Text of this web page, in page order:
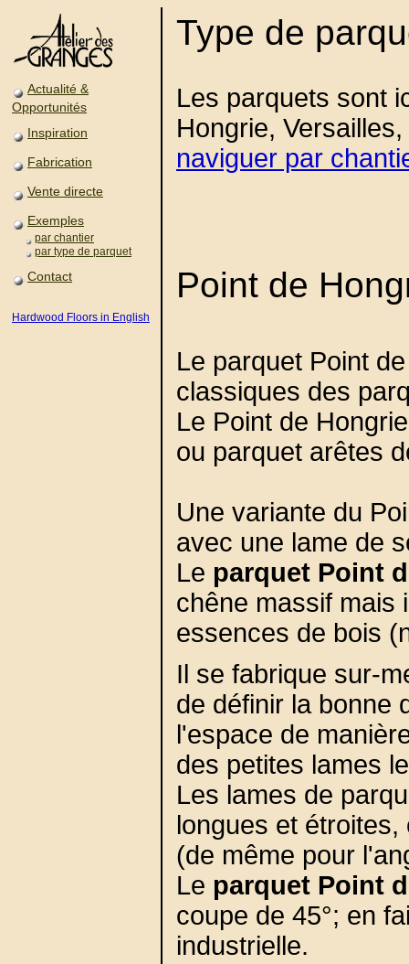
Actualité &
Opportunités
Inspiration
Fabrication
Vente directe
Exemples
par chantier
par type de parquet
Contact
Hardwood Floors in English
Type de
Les parquets sont
Hongrie,
naviguer par
Point de
Le parquet Point
classiques des
Le Point de
ou parquet arêtes
Une variante du
avec une lame de
Le parquet Point
chêne massif mais
essences de bois
Il se fabrique sur-
de définir la bonne
l'espace de
des petites lames
Les lames de
longues et
(de même pour
Le parquet Point
coupe de 45°; en
industrielle.